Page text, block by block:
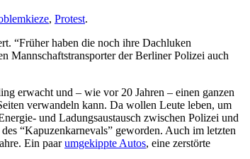
, Protest.
“Früher haben die noch ihre Dachluken
Mannschaftstransporter der Berliner Polizei auch
erwacht und – wie vor 20 Jahren – einen ganzen
verwandeln kann. Da wollen Leute leben, um
und Ladungsaustausch zwischen Polizei und
“Kapuzenkarnevals” geworden. Auch im letzten
Ein paarumgekippte Autos, eine zerstörte